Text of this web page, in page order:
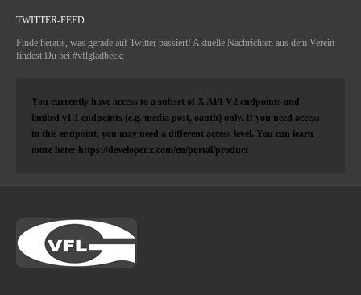
TWITTER-FEED
Finde heraus, was gerade auf Twitter passiert! Aktuelle Nachrichten aus dem Verein
findest Du bei #vflgladbeck:
You currently have access to a subset of X API V2 endpoints and
limited v1.1 endpoints (e.g. media post, oauth) only. If you need access
to this endpoint, you may need a different access level. You can learn
more here: https://developer.x.com/en/portal/product